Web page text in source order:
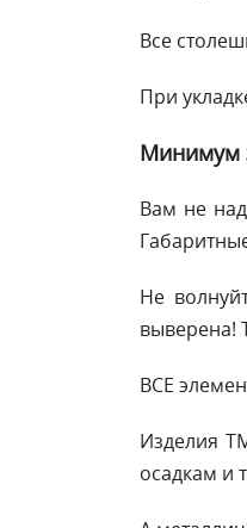
Все
При
Минимум
Вам не
Не
выверена!
ВСЕ
Изделия
осадкам и